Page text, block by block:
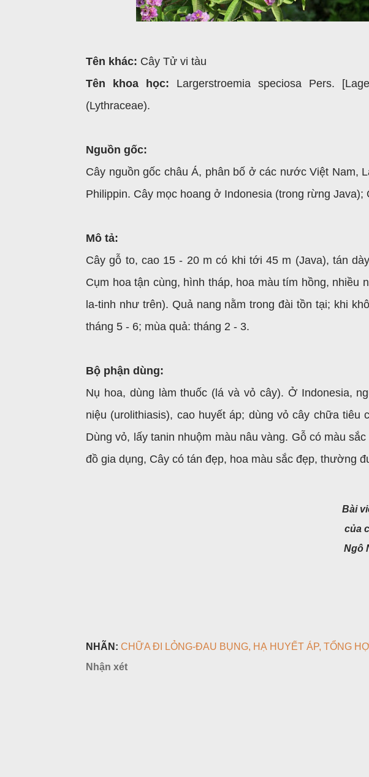
Tên khác: Cây Tử vi tàu
Tên khoa học: Largerstroemia speciosa Pers.
(Lythraceae).
Nguồn gốc:
Cây nguồn gốc châu Á, phân bố ở các nước Việt Nam,
Philippin. Cây mọc hoang ở Indonesia (trong rừng Java);
Mô tả:
Cây gỗ to, cao 15 - 20 m có khi tới 45 m (Java), tán
Cụm hoa tận cùng, hình tháp, hoa màu tím hồng, nhiều
la-tinh như trên). Quả nang nằm trong đài tồn tại; khi
tháng 5 - 6; mùa quả: tháng 2 - 3.
Bộ phận dùng:
Nụ hoa, dùng làm thuốc (lá và vỏ cây). Ở Indonesia,
niệu (urolithiasis), cao huyết áp; dùng vỏ cây chữa tiêu
Dùng vỏ, lấy tanin nhuộm màu nâu vàng. Gỗ có màu
đồ gia dụng, Cây có tán đẹp, hoa màu sắc đẹp, thường
Bài
của
Ngô
NHÃN: CHỮA ĐI LỎNG-ĐAU BỤNG HẠ HUYẾT ÁP TỔNG
Nhận xét